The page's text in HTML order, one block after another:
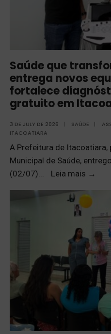
Saúde que
entrega novos
fortalece
gratuito em
3 DE JULY DE 2026 | SAÚDE |
ITACOATIARA
A Prefeitura de Itacoatiara,
Municipal de Saúde,
(02/07)
Leia mais →